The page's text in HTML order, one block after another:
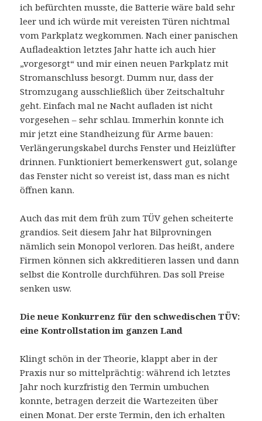
ich befürchten musste, die Batterie wäre bald sehr
leer und ich würde mit vereisten Türen nichtmal
vom Parkplatz wegkommen. Nach einer panischen
Aufladeaktion letztes Jahr hatte ich auch hier
„vorgesorgt“ und mir einen neuen Parkplatz mit
Stromanschluss besorgt. Dumm nur, dass der
Stromzugang ausschließlich über Zeitschaltuhr
geht. Einfach mal ne Nacht aufladen ist nicht
vorgesehen – sehr schlau. Immerhin konnte ich
mir jetzt eine Standheizung für Arme bauen:
Verlängerungskabel durchs Fenster und Heizlüfter
drinnen. Funktioniert bemerkenswert gut, solange
das Fenster nicht so vereist ist, dass man es nicht
öffnen kann.
Auch das mit dem früh zum TÜV gehen scheiterte
grandios. Seit diesem Jahr hat Bilprovningen
nämlich sein Monopol verloren. Das heißt, andere
Firmen können sich akkreditieren lassen und dann
selbst die Kontrolle durchführen. Das soll Preise
senken usw.
Die neue Konkurrenz für den schwedischen TÜV:
eine Kontrollstation im ganzen Land
Klingt schön in der Theorie, klappt aber in der
Praxis nur so mittelprächtig: während ich letztes
Jahr noch kurzfristig den Termin umbuchen
konnte, betragen derzeit die Wartezeiten über
einen Monat. Der erste Termin, den ich erhalten